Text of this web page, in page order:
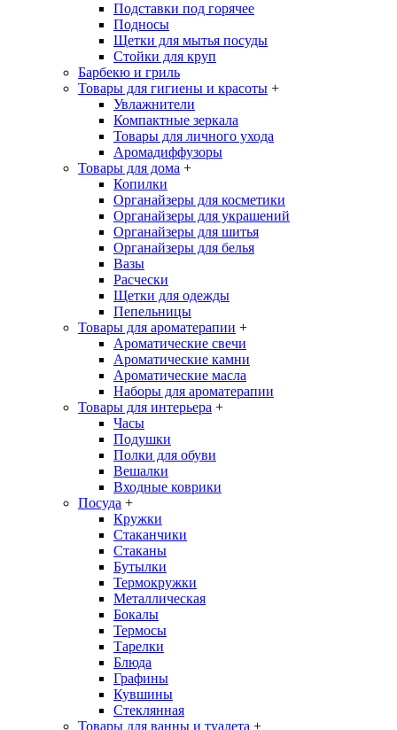
Подставки под горячее
Подносы
Щетки для мытья посуды
Стойки для круп
Барбекю и гриль
Товары для гигиены и красоты +
Увлажнители
Компактные зеркала
Товары для личного ухода
Аромадиффузоры
Товары для дома +
Копилки
Органайзеры для косметики
Органайзеры для украшений
Органайзеры для шитья
Органайзеры для белья
Вазы
Расчески
Щетки для одежды
Пепельницы
Товары для ароматерапии +
Ароматические свечи
Ароматические камни
Ароматические масла
Наборы для ароматерапии
Товары для интерьера +
Часы
Подушки
Полки для обуви
Вешалки
Входные коврики
Посуда +
Кружки
Стаканчики
Стаканы
Бутылки
Термокружки
Металлическая
Бокалы
Термосы
Тарелки
Блюда
Графины
Кувшины
Стеклянная
Товары для ванны и туалета +